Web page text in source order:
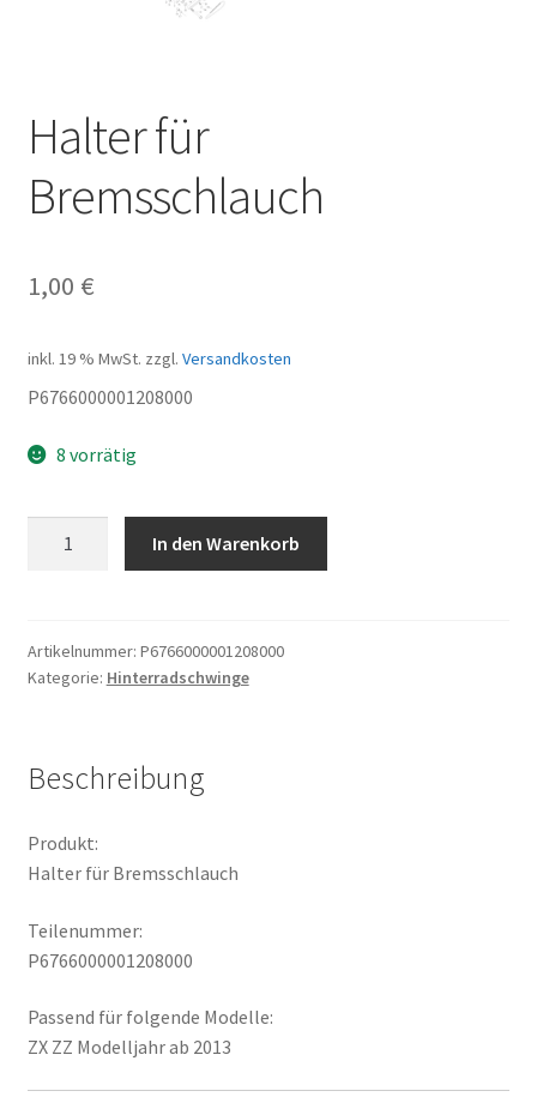
Halter für
Bremsschlauch
1,00 €
inkl. 19 % MwSt. zzgl. Versandkosten
P6766000001208000
8 vorrätig
In den Warenkorb
Artikelnummer: P6766000001208000
Kategorie: Hinterradschwinge
Beschreibung
Produkt:
Halter für Bremsschlauch
Teilenummer:
P6766000001208000
Passend für folgende Modelle:
ZX ZZ Modelljahr ab 2013